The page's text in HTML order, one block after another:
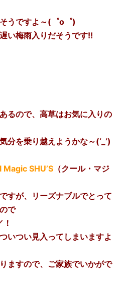
うですよ～(゜o゜)
い梅雨入りだそうです!!
るので、高草はお気に入りの
分を乗り越えようかな～(‘_’)
Magic SHU’S （クール・マジ
すが、リーズナブルでとって
で
いつい見入ってしまいますよ
ますので、ご家族でいかがで